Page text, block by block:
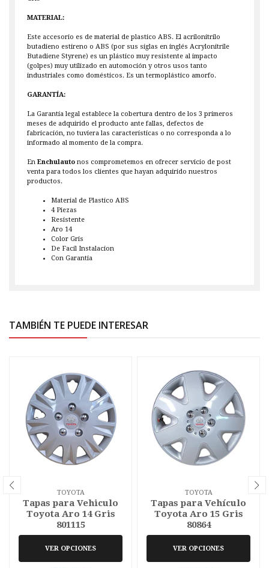
MATERIAL:
Este accesorio es de material de plastico ABS. El acrilonitrilo
butadieno estireno o ABS (por sus siglas en inglés Acrylonitrile
Butadiene Styrene) es un plástico muy resistente al impacto
(golpes) muy utilizado en automoción y otros usos tanto
industriales como domésticos. Es un termoplástico amorfo.
GARANTÍA:
La Garantía legal establece la cobertura dentro de los 3 primeros
meses de adquirido el producto ante fallas, defectos de
fabricación, no tuviera las características o no corresponda a lo
informado al momento de la compra.
En Enchulauto nos comprometemos en ofrecer servicio de post
venta para todos los clientes que hayan adquirido nuestros
productos.
Material de Plastico ABS
4 Piezas
Resistente
Aro 14
Color Gris
De Facil Instalacion
Con Garantia
TAMBIÉN TE PUEDE INTERESAR
TOYOTA
Tapas para Vehiculo
Toyota Aro 14 Gris
801115
VER OPCIONES
TOYOTA
Tapas para Vehículo
Toyota Aro 15 Gris
80864
VER OPCIONES